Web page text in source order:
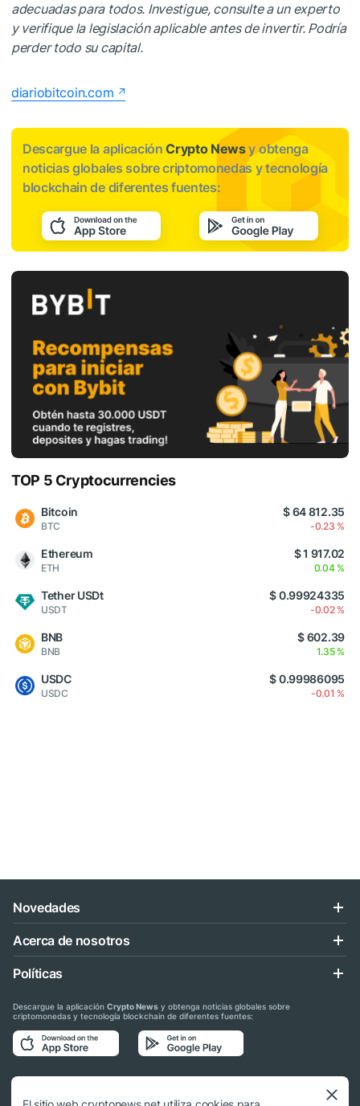
adecuadas para todos. Investigue, consulte a un experto
y verifique la legislación aplicable antes de invertir. Podría
perder todo su capital.
diariobitcoin.com
Descargue la aplicaciónCrypto Newsy obtenga
noticias globales sobre criptomonedas y tecnología
blockchain de diferentes fuentes:
TOP 5 Cryptocurrencies
Bitcoin
BTC
$ 64 812.35
-0.23 %
Ethereum
ETH
$ 1 917.02
0.04 %
Tether USDt
USDT
$ 0.99924335
-0.02 %
BNB
BNB
$ 602.39
1.35 %
USDC
USDC
$ 0.99986095
-0.01 %
Novedades
Acerca de nosotros
Políticas
Descargue la aplicación Crypto News y obtenga noticias globales sobre
criptomonedas y tecnología blockchain de diferentes fuentes:
Síganos en las redes sociales